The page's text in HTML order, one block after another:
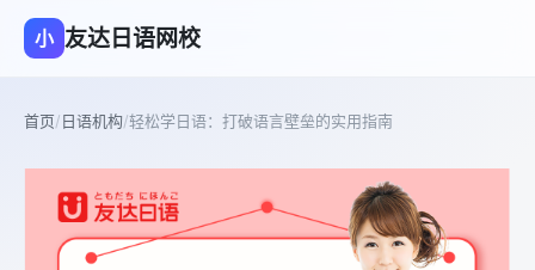
小 友达日语网校
首页/日语机构/轻松学日语：打破语言壁垒的实用指南